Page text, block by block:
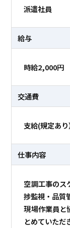
紹介予定派遣
人材紹介
派遣社員
給与
時給2,000円
交通費
支給(規定あり
仕事内容
空調工事のス
捗監視・品質
現場作業員と
とめていただ